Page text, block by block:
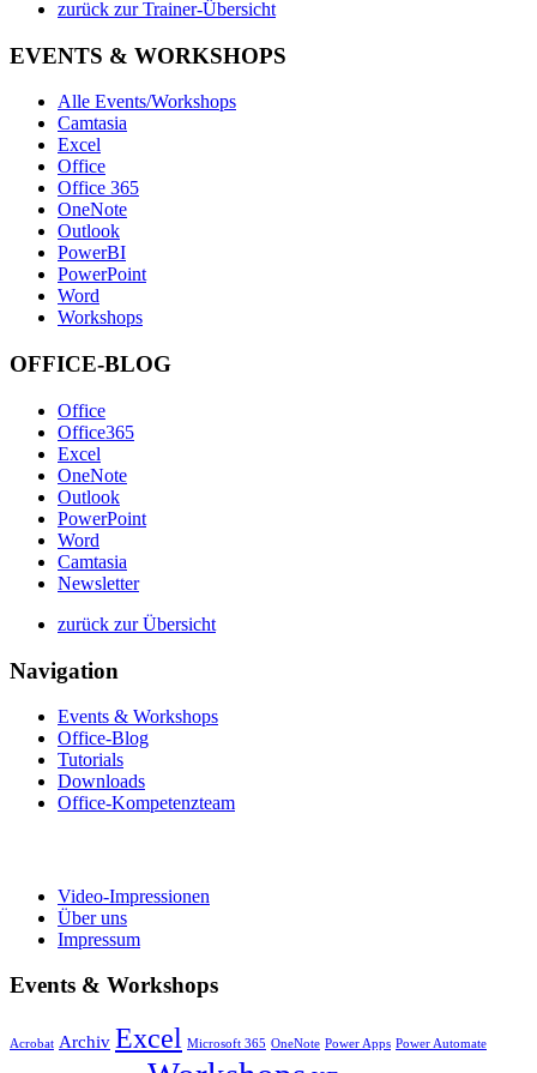
zurück zur Trainer-Übersicht
EVENTS & WORKSHOPS
Alle Events/Workshops
Camtasia
Excel
Office
Office 365
OneNote
Outlook
PowerBI
PowerPoint
Word
Workshops
OFFICE-BLOG
Office
Office365
Excel
OneNote
Outlook
PowerPoint
Word
Camtasia
Newsletter
zurück zur Übersicht
Navigation
Events & Workshops
Office-Blog
Tutorials
Downloads
Office-Kompetenzteam
Video-Impressionen
Über uns
Impressum
Events & Workshops
Acrobat Archiv Excel Microsoft 365 OneNote Power Apps Power Automate